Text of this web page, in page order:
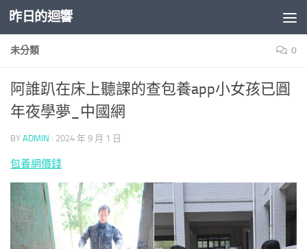
Skip to content
昨日的迴響
未分類 0
阿誰趴在床上聽課的查包養app小女孩已圓
年夜學夢_中國網
BY ADMIN · 2024 年 9 月 1 日
包養網價錢